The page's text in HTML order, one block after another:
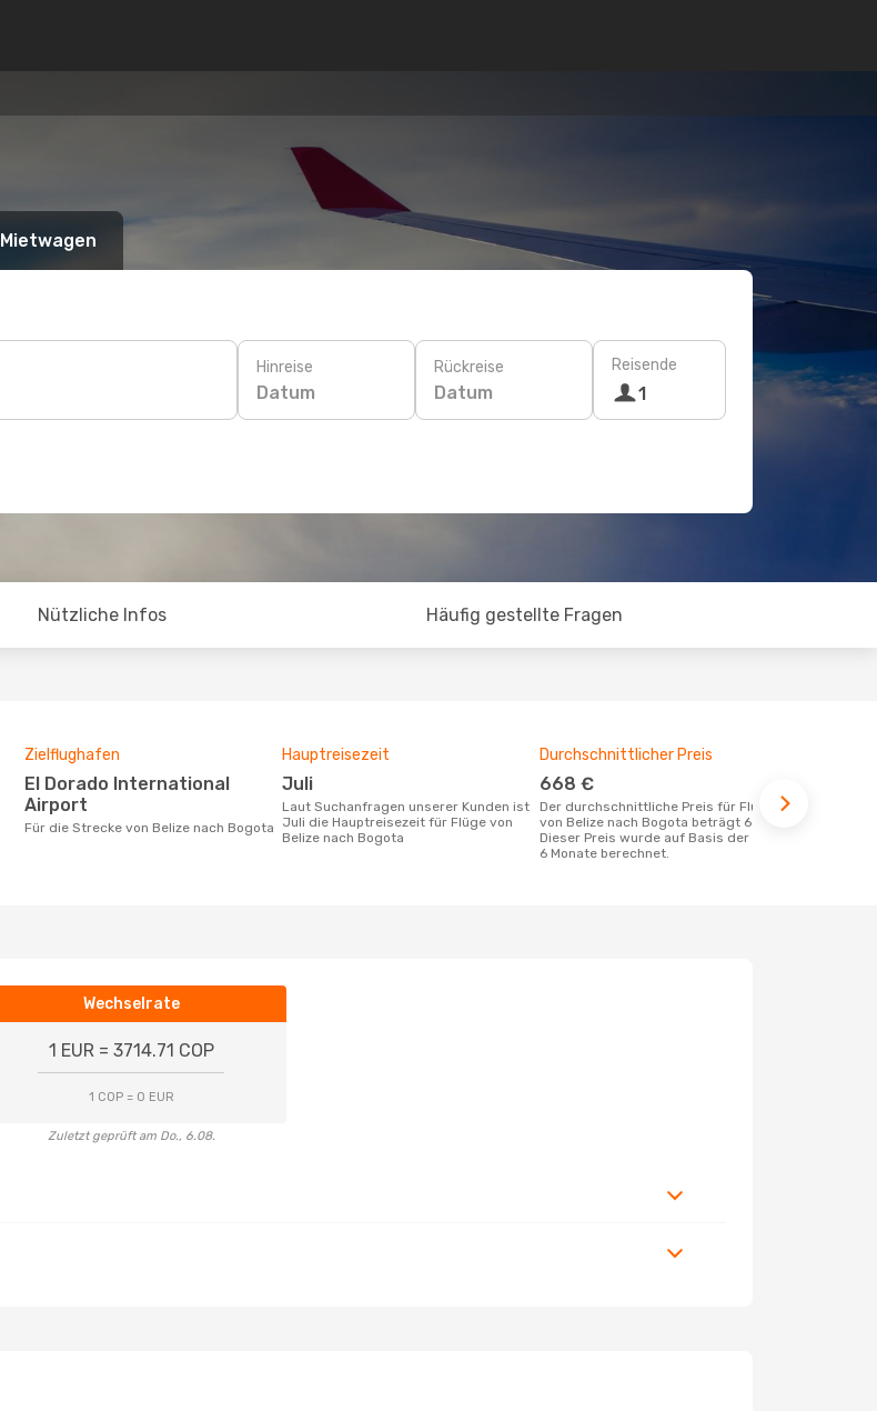
Mietwagen
Hinreise
Datum
Rückreise
Datum
Reisende
1
Nützliche Infos Häufig gestellte Fragen
Zielflughafen
El Dorado International
Airport
Für die Strecke von Belize nach Bogota
Hauptreisezeit
Juli
Laut Suchanfragen unserer Kunden ist
Juli die Hauptreisezeit für Flüge von
Belize nach Bogota
Durchschnittlicher Preis
668 €
Der durchschnittliche Preis für Flüge
von Belize nach Bogota beträgt 668 €.
Dieser Preis wurde auf Basis der letzten
6 Monate berechnet.
Wechselrate
1 EUR = 3714.71 COP
1 COP = 0 EUR
Zuletzt geprüft am Do., 6.08.